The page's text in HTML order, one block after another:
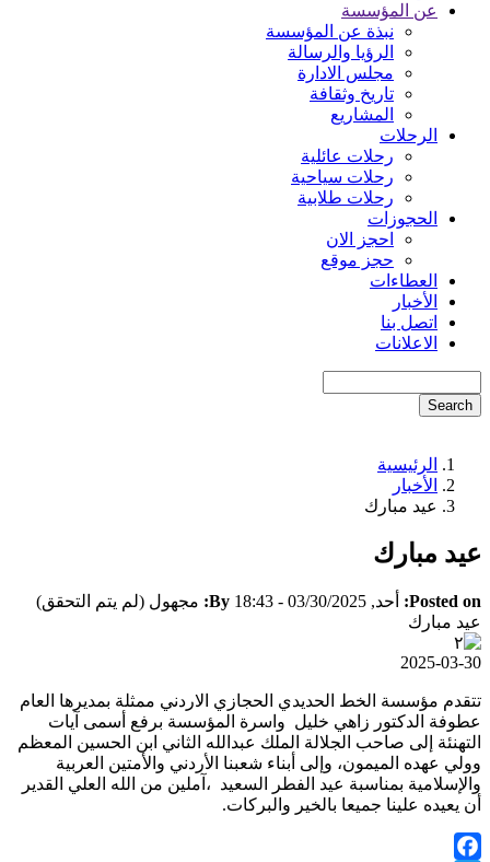
عن المؤسسة
نبذة عن المؤسسة
الرؤيا والرسالة
مجلس الادارة
تاريخ وثقافة
المشاريع
الرحلات
رحلات عائلية
رحلات سياحية
رحلات طلابية
الحجوزات
احجز الان
حجز موقع
العطاءات
الأخبار
اتصل بنا
الاعلانات
Breadcrumb
الرئيسية
الأخبار
عيد مبارك
عيد مبارك
Posted on: أحد, 03/30/2025 - 18:43 By: مجهول (لم يتم التحقق)
عيد مبارك
2025-03-30
تتقدم مؤسسة الخط الحديدي الحجازي الاردني ممثلة بمديرها العام
عطوفة الدكتور زاهي خليل واسرة المؤسسة برفع أسمى آيات
التهنئة إلى صاحب الجلالة الملك عبدالله الثاني ابن الحسين المعظم
وولي عهده الميمون، وإلى أبناء شعبنا الأردني والأمتين العربية
والإسلامية بمناسبة عيد الفطر السعيد ،آملين من الله العلي القدير
أن يعيده علينا جميعا بالخير والبركات.